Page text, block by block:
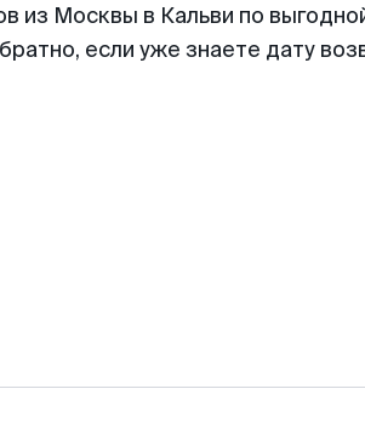
из Москвы в Кальви по
если уже знаете дату